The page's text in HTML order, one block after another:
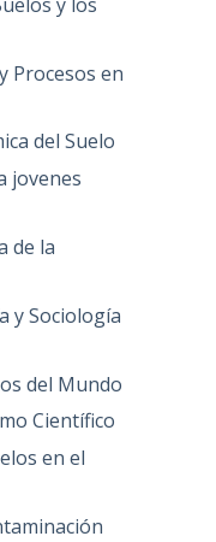
Procesos en
del Suelo
jovenes
de la
y Sociología
del Mundo
Científico
en el